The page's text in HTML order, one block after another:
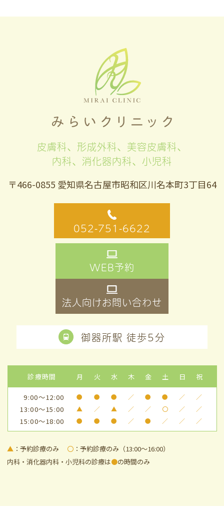
皮膚科、形成外科、美容皮膚科、
内科、消化器内科、小児科
〒466-0855 愛知県名古屋市昭和区川名本町3丁目64
052-751-6622
WEB予約
法人向けお問い合わせ
御器所駅 徒歩5分
診療時間 月 火 水 木 金 土 日 祝
9:00～12:00 ● ● ● ／ ● ● ／ ／
13:00～15:00 ▲ ／ ▲ ／ ／ 〇 ／ ／
15:00～18:00 ● ● ● ／ ● ／ ／ ／
▲ ：予約診療のみ 〇 ：予約診療のみ（13:00～16:00）
内科・消化器内科・小児科の診療は●の時間のみ